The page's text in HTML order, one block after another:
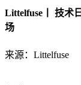
Littelfuse丨 技术
场
来源：Littelfuse